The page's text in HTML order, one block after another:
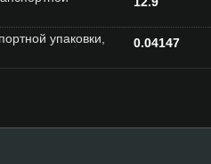
упаковки,
0.04147